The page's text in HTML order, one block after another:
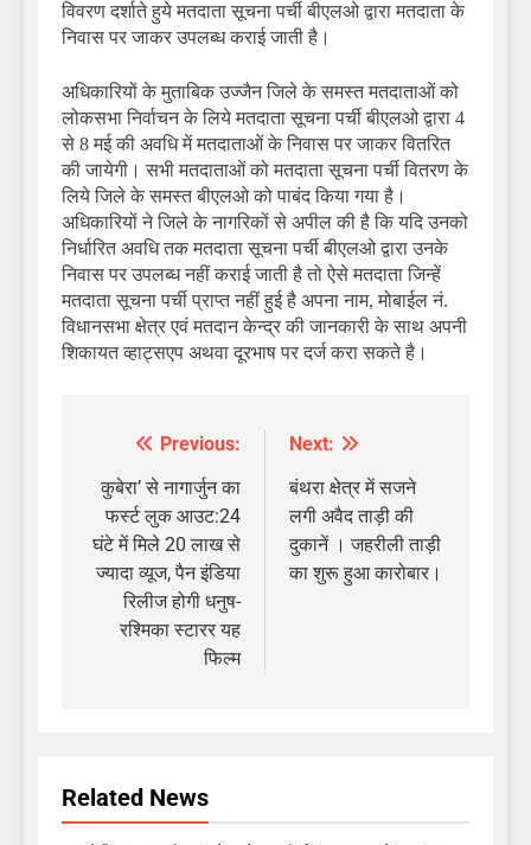
विवरण दर्शाते हुये मतदाता सूचना पर्ची बीएलओ द्वारा मतदाता के
निवास पर जाकर उपलब्ध कराई जाती है।
अधिकारियों के मुताबिक उज्जैन जिले के समस्त मतदाताओं को
लोकसभा निर्वाचन के लिये मतदाता सूचना पर्ची बीएलओ द्वारा 4
से 8 मई की अवधि में मतदाताओं के निवास पर जाकर वितरित
की जायेगी। सभी मतदाताओं को मतदाता सूचना पर्ची वितरण के
लिये जिले के समस्त बीएलओ को पाबंद किया गया है।
अधिकारियों ने जिले के नागरिकों से अपील की है कि यदि उनको
निर्धारित अवधि तक मतदाता सूचना पर्ची बीएलओ द्वारा उनके
निवास पर उपलब्ध नहीं कराई जाती है तो ऐसे मतदाता जिन्हें
मतदाता सूचना पर्ची प्राप्त नहीं हुई है अपना नाम, मोबाईल नं.
विधानसभा क्षेत्र एवं मतदान केन्द्र की जानकारी के साथ अपनी
शिकायत व्हाट्सएप अथवा दूरभाष पर दर्ज करा सकते है।
Post
navigation
Previous:
कुबेरा’ से नागार्जुन का
फर्स्ट लुक आउट:24
घंटे में मिले 20 लाख से
ज्यादा व्यूज, पैन इंडिया
रिलीज होगी धनुष-
रश्मिका स्टारर यह
फिल्म
Next:
बंथरा क्षेत्र में सजने
लगी अवैद ताड़ी की
दुकानें । जहरीली ताड़ी
का शुरू हुआ कारोबार।
Related News